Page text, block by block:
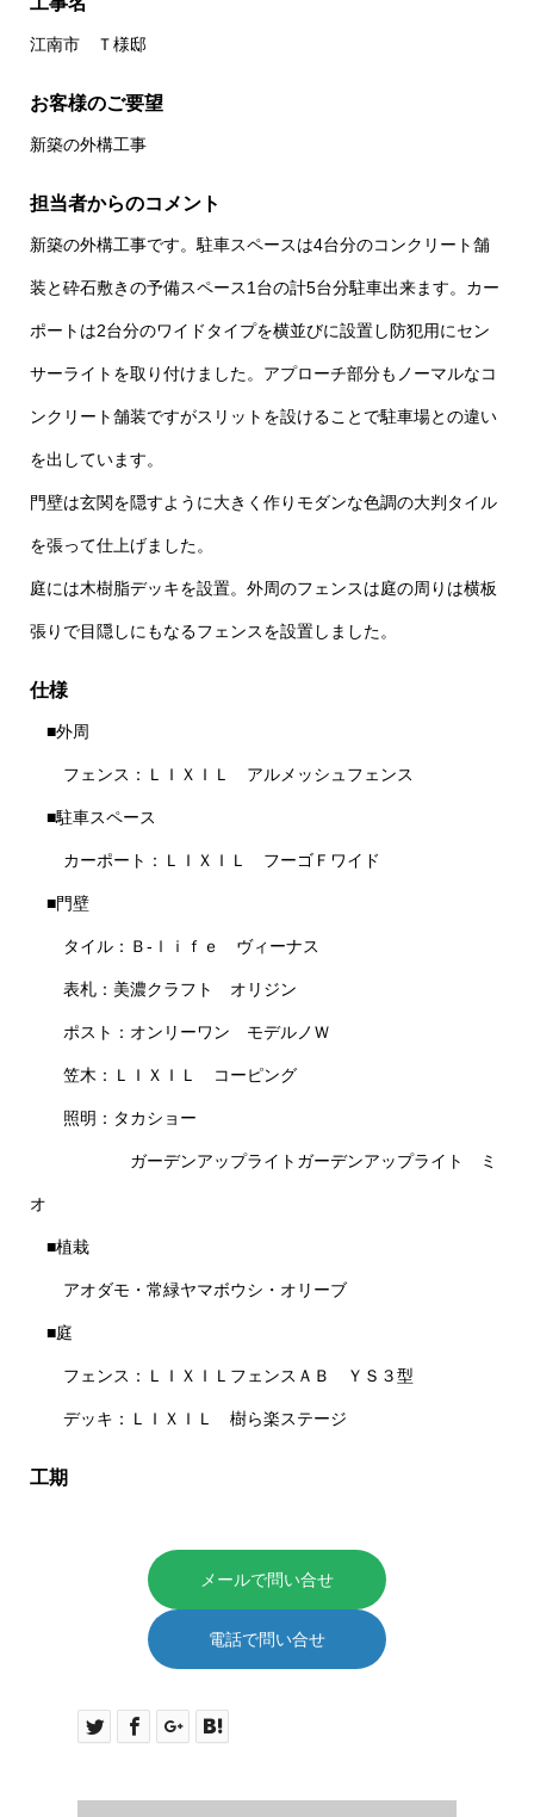
江南市 Ｔ様邸
お客様のご要望
新築の外構工事
担当者からのコメント
新築の外構工事です。駐車スペースは4台分のコンクリート舗
装と砕石敷きの予備スペース1台の計5台分駐車出来ます。カー
ポートは2台分のワイドタイプを横並びに設置し防犯用にセン
サーライトを取り付けました。アプローチ部分もノーマルなコ
ンクリート舗装ですがスリットを設けることで駐車場との違い
を出しています。
門壁は玄関を隠すように大きく作りモダンな色調の大判タイル
を張って仕上げました。
庭には木樹脂デッキを設置。外周のフェンスは庭の周りは横板
張りで目隠しにもなるフェンスを設置しました。
仕様
■外周
フェンス：ＬＩＸＩＬ アルメッシュフェンス
■駐車スペース
カーポート：ＬＩＸＩＬ フーゴＦワイド
■門壁
タイル：Ｂ-ｌｉｆｅ ヴィーナス
表札：美濃クラフト オリジン
ポスト：オンリーワン モデルノＷ
笠木：ＬＩＸＩＬ コーピング
照明：タカショー
ガーデンアップライトガーデンアップライト ミ
オ
■植栽
アオダモ・常緑ヤマボウシ・オリーブ
■庭
フェンス：ＬＩＸＩＬフェンスＡＢ ＹＳ３型
デッキ：ＬＩＸＩＬ 樹ら楽ステージ
工期
メールで問い合せ
電話で問い合せ